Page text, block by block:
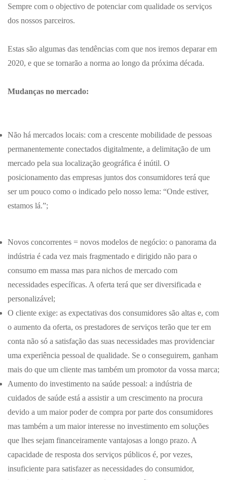
Sempre com o objectivo de potenciar com qualidade os serviços
dos nossos parceiros.
Estas são algumas das tendências com que nos iremos deparar em
2020, e que se tornarão a norma ao longo da próxima década.
Mudanças no mercado:
Não há mercados locais: com a crescente mobilidade de pessoas
permanentemente conectados digitalmente, a delimitação de um
mercado pela sua localização geográfica é inútil. O
posicionamento das empresas juntos dos consumidores terá que
ser um pouco como o indicado pelo nosso lema: “Onde estiver,
estamos lá.”;
Novos concorrentes = novos modelos de negócio: o panorama da
indústria é cada vez mais fragmentado e dirigido não para o
consumo em massa mas para nichos de mercado com
necessidades específicas. A oferta terá que ser diversificada e
personalizável;
O cliente exige: as expectativas dos consumidores são altas e, com
o aumento da oferta, os prestadores de serviços terão que ter em
conta não só a satisfação das suas necessidades mas providenciar
uma experiência pessoal de qualidade. Se o conseguirem, ganham
mais do que um cliente mas também um promotor da vossa marca;
Aumento do investimento na saúde pessoal: a indústria de
cuidados de saúde está a assistir a um crescimento na procura
devido a um maior poder de compra por parte dos consumidores
mas também a um maior interesse no investimento em soluções
que lhes sejam financeiramente vantajosas a longo prazo. A
capacidade de resposta dos serviços públicos é, por vezes,
insuficiente para satisfazer as necessidades do consumidor,